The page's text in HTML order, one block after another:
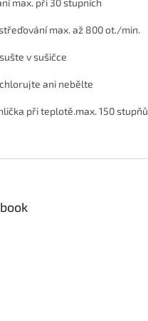
max. při 30 stupních
max. až 800 ot./min.
v sušičce
ani nebělte
při teplotě.max. 150 stupňů